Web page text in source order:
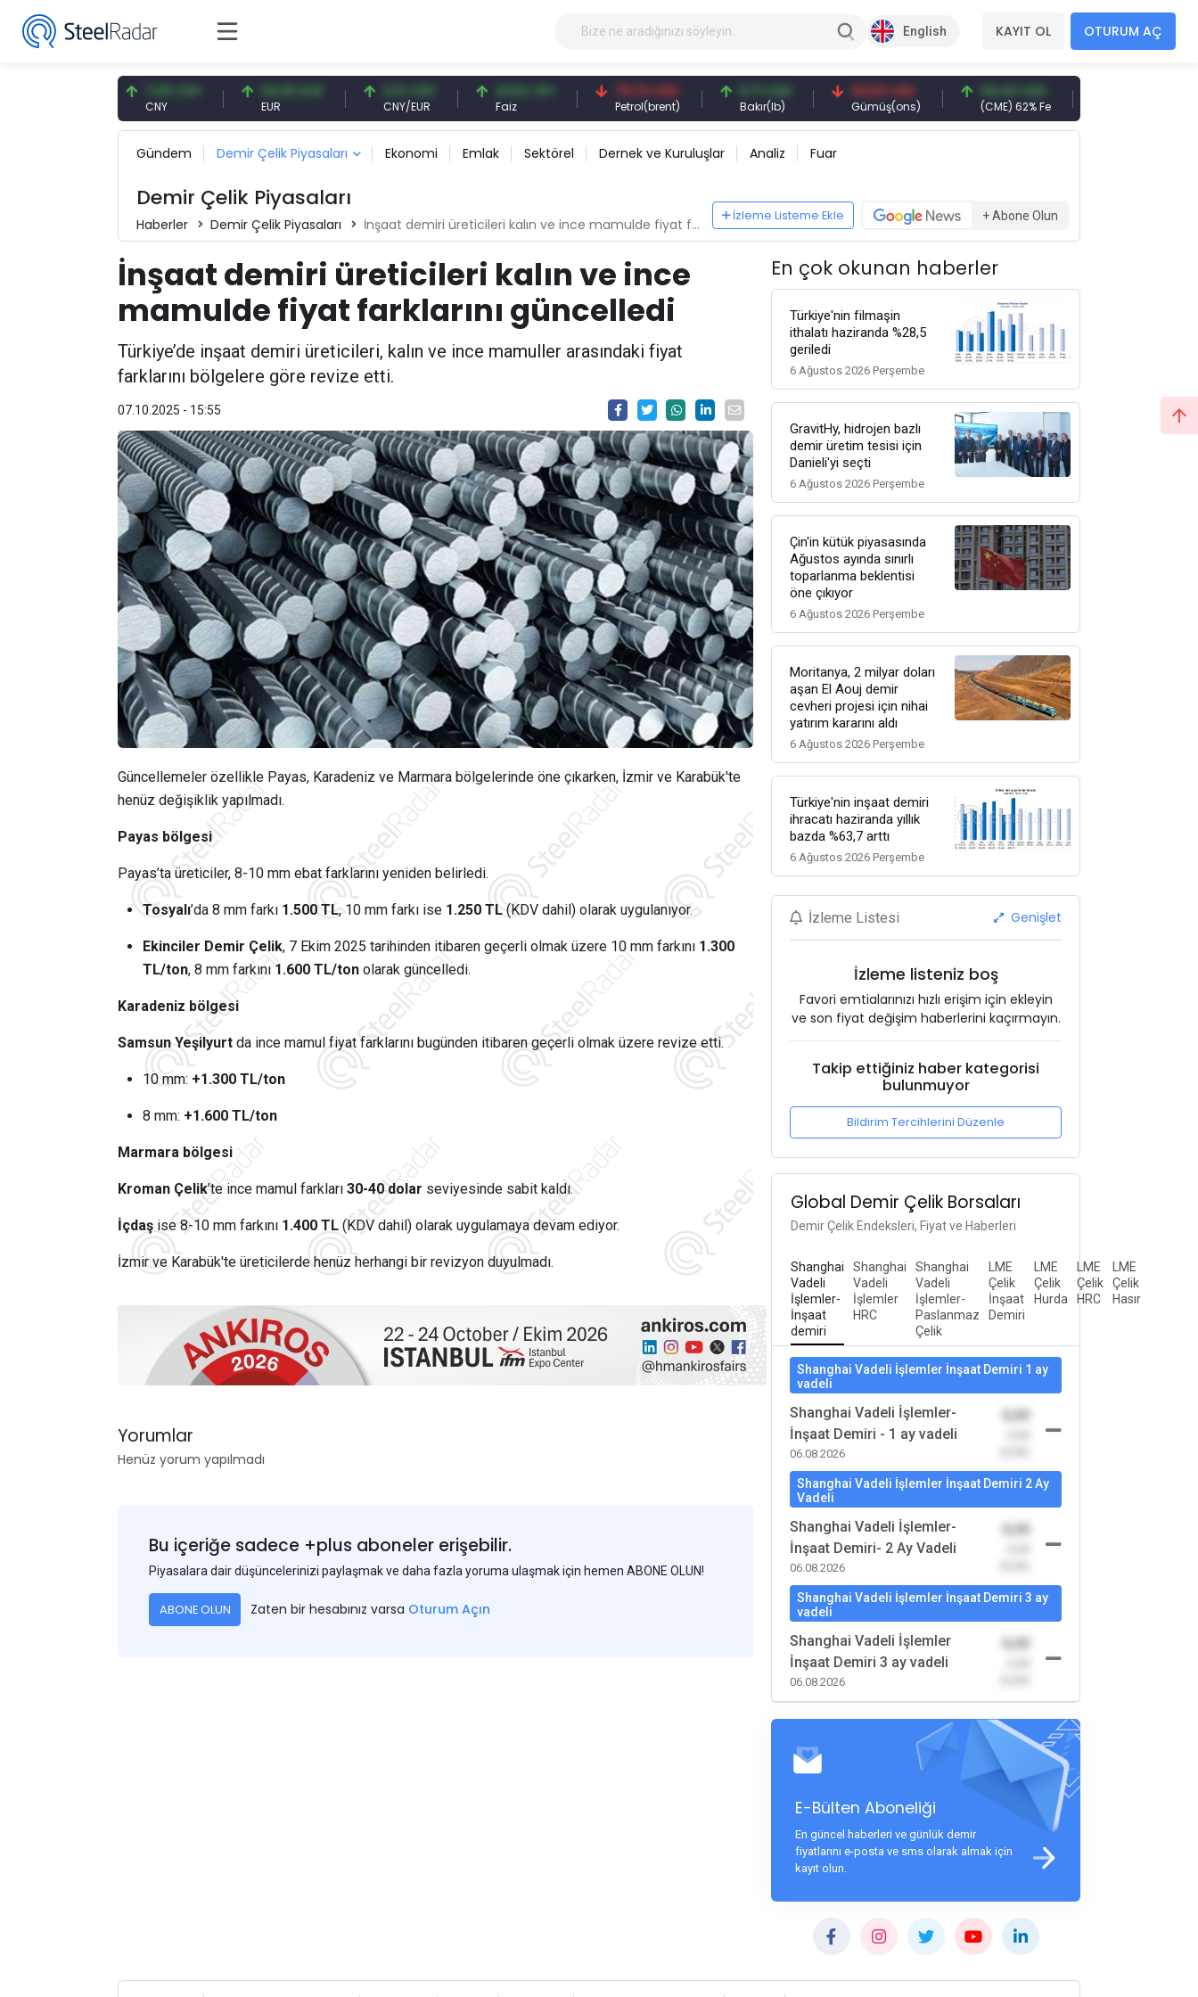
English KAYIT OL OTURUM AÇ
7,09 CNY 54,93 EUR 0,13 CNY
CNY/EUR
41,54 TRY 79,73 USD
Petrol(brent)
6,71 USD
Bakır(lb)
94,50 USD
Gümüş(ons)
94,44 USD
(CME) 62% Fe
Gündem Demir Çelik Piyasaları Ekonomi Emlak Sektörel Dernek ve Kuruluşlar Analiz Fuar
Demir Çelik Piyasaları
Haberler Demir Çelik Piyasaları İnşaat demiri üreticileri kalın ve ince mamulde fiyat farklarını güncelledi
İzleme Listeme Ekle + Abone Olun
İnşaat demiri üreticileri kalın ve ince
mamulde fiyat farklarını güncelledi
Türkiye’de inşaat demiri üreticileri, kalın ve ince mamuller arasındaki fiyat
farklarını bölgelere göre revize etti.
07.10.2025 - 15:55
Güncellemeler özellikle Payas, Karadeniz ve Marmara bölgelerinde öne çıkarken, İzmir ve Karabük'te
henüz değişiklik yapılmadı.
Payas bölgesi
Payas’ta üreticiler, 8-10 mm ebat farklarını yeniden belirledi.
Tosyalı’da 8 mm farkı 1.500 TL, 10 mm farkı ise 1.250 TL (KDV dahil) olarak uygulanıyor.
Ekinciler Demir Çelik, 7 Ekim 2025 tarihinden itibaren geçerli olmak üzere 10 mm farkını 1.300
TL/ton, 8 mm farkını 1.600 TL/ton olarak güncelledi.
Karadeniz bölgesi
Samsun Yeşilyurt da ince mamul fiyat farklarını bugünden itibaren geçerli olmak üzere revize etti.
10 mm: +1.300 TL/ton
8 mm: +1.600 TL/ton
Marmara bölgesi
Kroman Çelik’te ince mamul farkları 30-40 dolar seviyesinde sabit kaldı.
İçdaş ise 8-10 mm farkını 1.400 TL (KDV dahil) olarak uygulamaya devam ediyor.
İzmir ve Karabük'te üreticilerde henüz herhangi bir revizyon duyulmadı.
Yorumlar
Henüz yorum yapılmadı
Bu içeriğe sadece +plus aboneler erişebilir.
Piyasalara dair düşüncelerinizi paylaşmak ve daha fazla yoruma ulaşmak için hemen ABONE OLUN!
ABONE OLUN Zaten bir hesabınız varsa Oturum Açın
En çok okunan haberler
Türkiye'nin filmaşin
ithalatı haziranda %28,5
geriledi
6 Ağustos 2026 Perşembe
GravitHy, hidrojen bazlı
demir üretim tesisi için
Danieli'yi seçti
6 Ağustos 2026 Perşembe
Çin'in kütük piyasasında
Ağustos ayında sınırlı
toparlanma beklentisi
öne çıkıyor
6 Ağustos 2026 Perşembe
Moritanya, 2 milyar doları
aşan El Aouj demir
cevheri projesi için nihai
yatırım kararını aldı
6 Ağustos 2026 Perşembe
Türkiye'nin inşaat demiri
ihracatı haziranda yıllık
bazda %63,7 arttı
6 Ağustos 2026 Perşembe
İzleme Listesi Genişlet
İzleme listeniz boş
Favori emtialarınızı hızlı erişim için ekleyin
ve son fiyat değişim haberlerini kaçırmayın.
Takip ettiğiniz haber kategorisi
bulunmuyor
Bildirim Tercihlerini Düzenle
Global Demir Çelik Borsaları
Demir Çelik Endeksleri, Fiyat ve Haberleri
Shanghai
Vadeli
İşlemler-
İnşaat
demiri
Shanghai
Vadeli
İşlemler
HRC
Shanghai
Vadeli
İşlemler-
Paslanmaz
Çelik
LME
Çelik
İnşaat
Demiri
LME
Çelik
Hurda
LME
Çelik
HRC
LME
Çelik
Hasır
Shanghai Vadeli İşlemler İnşaat Demiri 1 ay
vadeli
Shanghai Vadeli İşlemler-
İnşaat Demiri - 1 ay vadeli
06.08.2026
0,00
Shanghai Vadeli İşlemler İnşaat Demiri 2 Ay
Vadeli
Shanghai Vadeli İşlemler-
İnşaat Demiri- 2 Ay Vadeli
06.08.2026
0,00
Shanghai Vadeli İşlemler İnşaat Demiri 3 ay
vadeli
Shanghai Vadeli İşlemler
İnşaat Demiri 3 ay vadeli
06.08.2026
0,00
E-Bülten Aboneliği
En güncel haberleri ve günlük demir
fiyatlarını e-posta ve sms olarak almak için
kayıt olun.